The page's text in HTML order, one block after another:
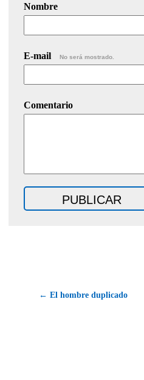
Nombre
E-mail No será mostrado.
Comentario
← El hombre duplicado